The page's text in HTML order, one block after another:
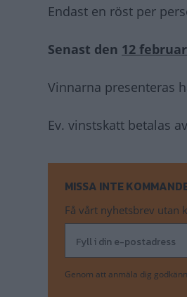
Endast en röst per
Senast den 12
Vinnarna presenteras
Ev. vinstskatt betalas
MISSA INTE
Få vårt nyhetsbrev utan
Genom att anmäla dig